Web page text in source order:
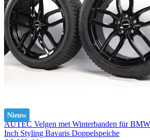
Nieuw
AUTEC Velgen met Winterbanden für
Inch Styling Bavaris Doppelspeiche